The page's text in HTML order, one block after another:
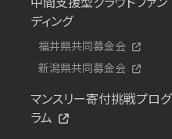
ディング
福井県共同募金会
新潟県共同募金会
マンスリー寄付挑戦プログ
ラム